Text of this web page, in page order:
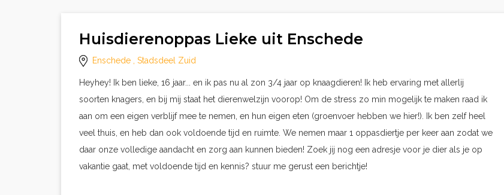
Huisdierenoppas Lieke uit Enschede
Enschede , Stadsdeel Zuid
Heyhey! Ik ben lieke, 16 jaar... en ik pas nu al zon 3/4 jaar op knaagdieren! Ik heb ervaring met allerlij
soorten knagers, en bij mij staat het dierenwelzijn voorop! Om de stress zo min mogelijk te maken raad ik
aan om een eigen verblijf mee te nemen, en hun eigen eten (groenvoer hebben we hier!). Ik ben zelf heel
veel thuis, en heb dan ook voldoende tijd en ruimte. We nemen maar 1 oppasdiertje per keer aan zodat we
daar onze volledige aandacht en zorg aan kunnen bieden! Zoek jij nog een adresje voor je dier als je op
vakantie gaat, met voldoende tijd en kennis? stuur me gerust een berichtje!